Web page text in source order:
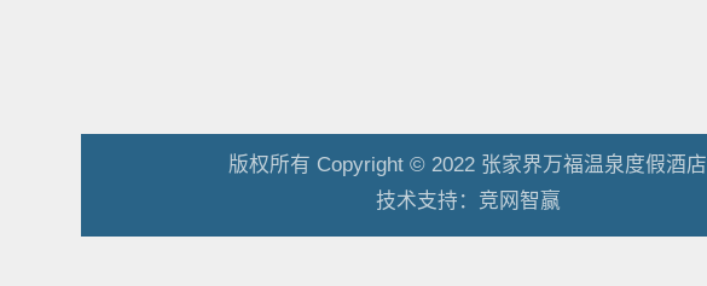
版权所有 Copyright © 2022 张家界万福温泉度假酒店
技术支持： 竞网智赢